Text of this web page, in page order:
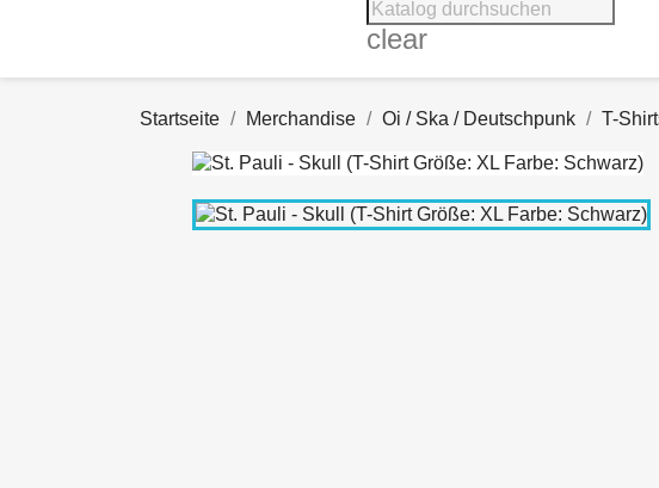
clear
Startseite Merchandise Oi / Ska / Deutschpunk T-